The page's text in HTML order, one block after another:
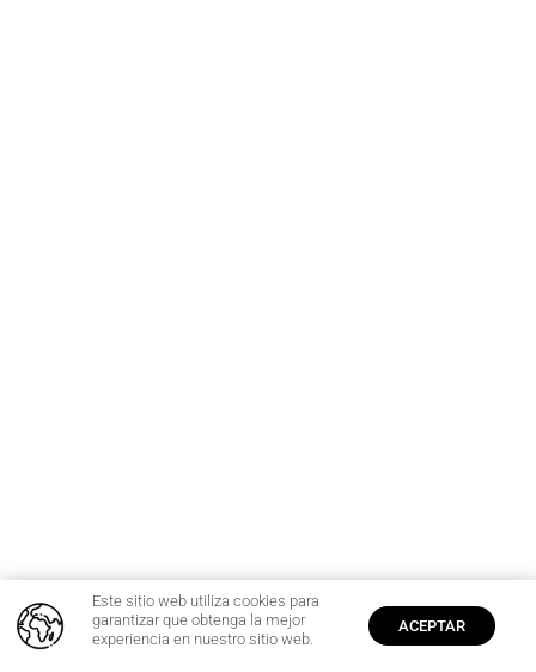
Inicio Cuenta Producto
Este sitio web utiliza cookies para
garantizar que obtenga la mejor
experiencia en nuestro sitio web.
ACEPTAR